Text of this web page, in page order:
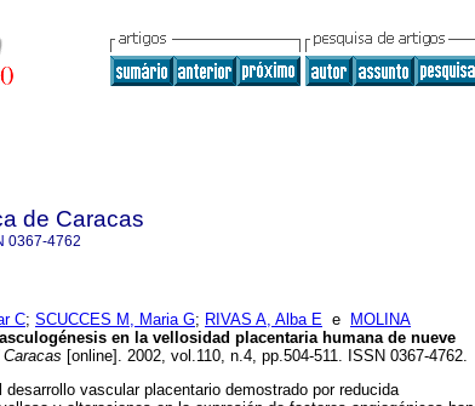
de Caracas
0367-4762
C; SCUCCES M, Maria G; RIVAS A, Alba E e
MOLINA
en la vellosidad placentaria humana de nueve
[online]. 2002, vol.110, n.4, pp.504-511. ISSN 0367-4762.
desarrollo vascular placentario demostrado por reducida